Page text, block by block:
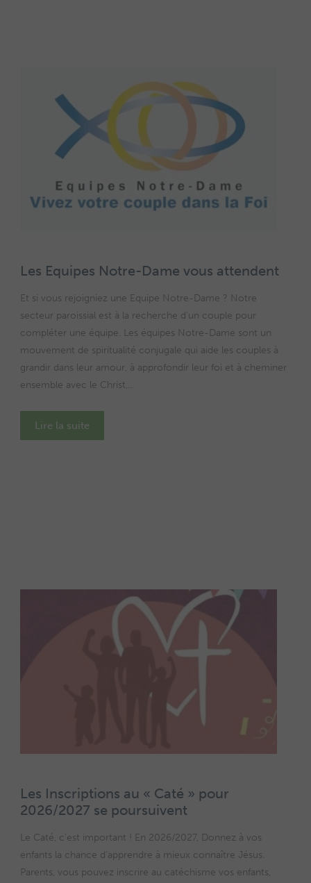
Les Equipes Notre-Dame vous attendent
Et si vous rejoigniez une Equipe Notre-Dame ? Notre
secteur paroissial est à la recherche d'un couple pour
compléter une équipe. Les équipes Notre-Dame sont un
mouvement de spiritualité conjugale qui aide les couples à
grandir dans leur amour, à approfondir leur foi et à cheminer
ensemble avec le Christ,...
Lire la suite
Les Inscriptions au « Caté » pour
2026/2027 se poursuivent
Le Caté, c'est important ! En 2026/2027, Donnez à vos
enfants la chance d'apprendre à mieux connaître Jésus.
Parents, vous pouvez inscrire au catéchisme vos enfants,